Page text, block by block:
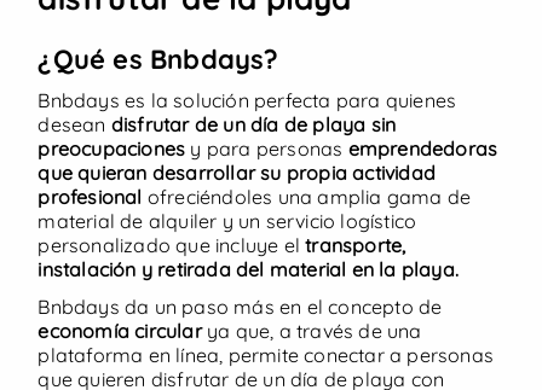
Utilizamos cookies propias y de terceros para fines
¡Beach Setup!
Alquiler con entrega y
recogida
desde30 €/día
Playas de Conil
Conil de la Frontera
¿Qué es Bnbdays?
Bnbdays es la solución perfecta para quienes
desean disfrutar de un día de playa sin
preocupaciones y para personas emprendedoras
que quieran desarrollar su propia actividad
profesional ofreciéndoles una amplia gama de
material de alquiler y un servicio logístico
personalizado que incluye eltransporte,
instalación y retirada del material en la playa.
Bnbdays da un paso más en el concepto de
economía circularya que, a través de una
plataforma en línea, permite conectar a personas
que quieren disfrutar de un día de playa con